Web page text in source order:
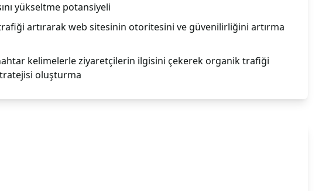
yükseltme potansiyeli
artırarak web sitesinin otoritesini ve güvenilirliğini artırma
kelimelerle ziyaretçilerin ilgisini çekerek organik trafiği
oluşturma